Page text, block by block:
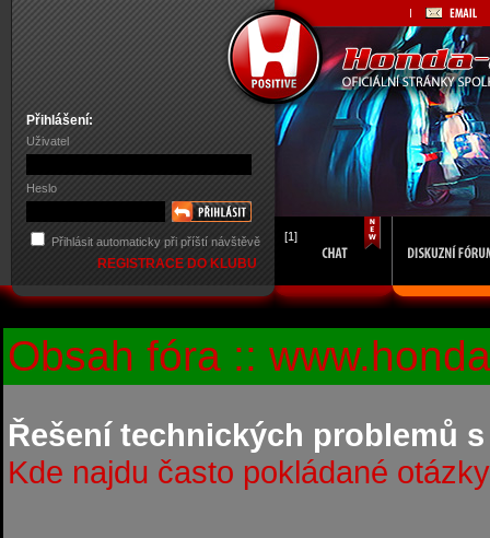
Přihlášení:
Uživatel
Heslo
Přihlásit automaticky při příští návštěvě
REGISTRACE DO KLUBU
[1]
Obsah fóra ::
Řešení technických problemů
Kde najdu často pokládané